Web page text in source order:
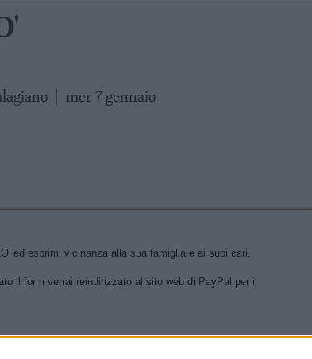
mer 7 gennaio
ed esprimi vicinanza alla sua famiglia e ai suoi cari.
il form verrai reindirizzato al sito web di PayPal per il